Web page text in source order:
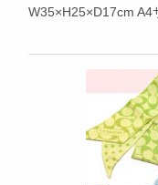
W35×H25×D17cm A4